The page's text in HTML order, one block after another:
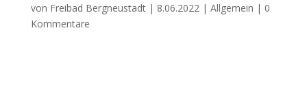
von Freibad Bergneustadt| 8.06.2022| Allgemein | 0
Kommentare